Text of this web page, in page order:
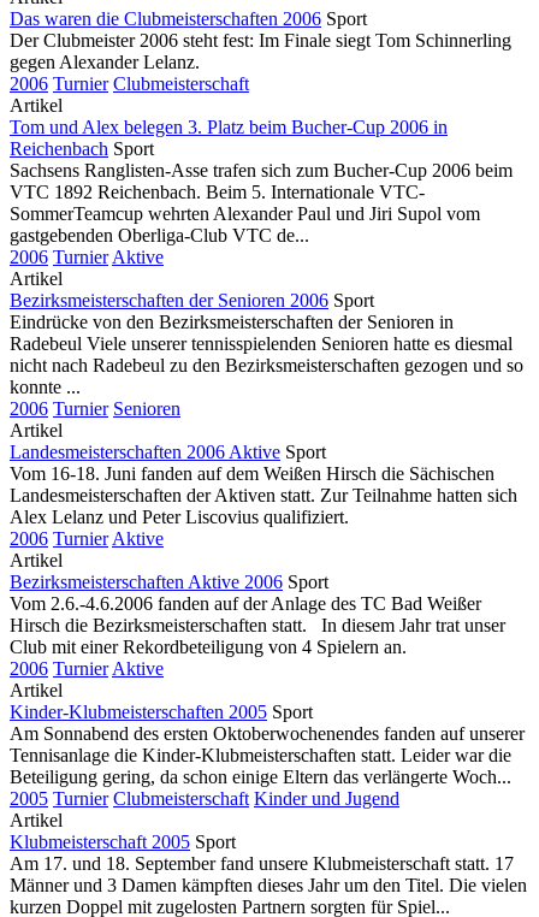
Das waren die Clubmeisterschaften 2006 Sport
Der Clubmeister 2006 steht fest: Im Finale siegt Tom Schinnerling
gegen Alexander Lelanz.
2006 Turnier Clubmeisterschaft
Artikel
Tom und Alex belegen 3. Platz beim Bucher-Cup 2006 in
Reichenbach Sport
Sachsens Ranglisten-Asse trafen sich zum Bucher-Cup 2006 beim
VTC 1892 Reichenbach. Beim 5. Internationale VTC-
SommerTeamcup wehrten Alexander Paul und Jiri Supol vom
gastgebenden Oberliga-Club VTC de...
2006 Turnier Aktive
Artikel
Bezirksmeisterschaften der Senioren 2006 Sport
Eindrücke von den Bezirksmeisterschaften der Senioren in
Radebeul Viele unserer tennisspielenden Senioren hatte es diesmal
nicht nach Radebeul zu den Bezirksmeisterschaften gezogen und so
konnte ...
2006 Turnier Senioren
Artikel
Landesmeisterschaften 2006 Aktive Sport
Vom 16-18. Juni fanden auf dem Weißen Hirsch die Sächischen
Landesmeisterschaften der Aktiven statt. Zur Teilnahme hatten sich
Alex Lelanz und Peter Liscovius qualifiziert.
2006 Turnier Aktive
Artikel
Bezirksmeisterschaften Aktive 2006 Sport
Vom 2.6.-4.6.2006 fanden auf der Anlage des TC Bad Weißer
Hirsch die Bezirksmeisterschaften statt. In diesem Jahr trat unser
Club mit einer Rekordbeteiligung von 4 Spielern an.
2006 Turnier Aktive
Artikel
Kinder-Klubmeisterschaften 2005 Sport
Am Sonnabend des ersten Oktoberwochenendes fanden auf unserer
Tennisanlage die Kinder-Klubmeisterschaften statt. Leider war die
Beteiligung gering, da schon einige Eltern das verlängerte Woch...
2005 Turnier Clubmeisterschaft Kinder und Jugend
Artikel
Klubmeisterschaft 2005 Sport
Am 17. und 18. September fand unsere Klubmeisterschaft statt. 17
Männer und 3 Damen kämpften dieses Jahr um den Titel. Die vielen
kurzen Doppel mit zugelosten Partnern sorgten für Spiel...